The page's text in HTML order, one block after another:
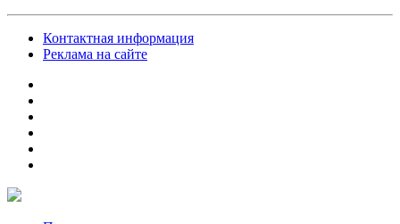
Контактная информация
Реклама на сайте